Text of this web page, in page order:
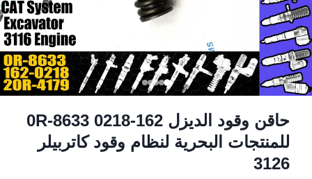
حاقن وقود الديزل 162-0218 0R-8633
للمنتجات البحرية لنظام وقود كاتربيلر
3126